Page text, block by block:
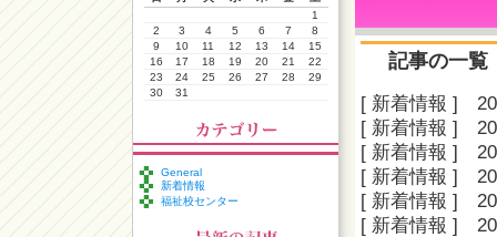
記事の一覧
[ 新着情報 ]
[ 新着情報 ]
[ 新着情報 ]
[ 新着情報 ]
[ 新着情報 ]
[ 新着情報 ]
1
2
3 4 5 6 7
8
9
10 11 12 13 14
15
16
17 18 19 20 21
22
23
24 25 26 27 28
29
30
31
General
新着情報
福祉校センター